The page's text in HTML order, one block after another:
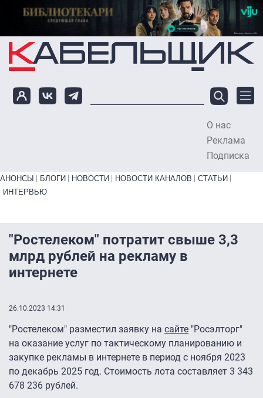
Перейти к основному содержанию
О нас
Реклама
Подписка
Primary links bottom
АНОНСЫ БЛОГИ НОВОСТИ НОВОСТИ КАНАЛОВ
СТАТЬИ
ИНТЕРВЬЮ
"Ростелеком" потратит свыше 3,3
млрд рублей на рекламу в
интернете
26.10.2023 14:31
"Ростелеком" разместил заявку на сайте "Росэлторг"
на оказание услуг по тактическому планированию и
закупке рекламы в интернете в период с ноября 2023
по декабрь 2025 год. Стоимость лота составляет 3 343
678 236 рублей.